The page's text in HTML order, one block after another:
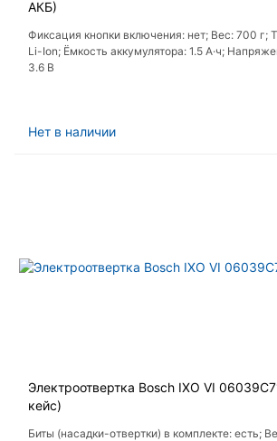
АКБ)
Фиксация кнопки включения: нет; Вес: 700 г;
Li-Ion; Ёмкость аккумулятора: 1.5 А·ч;
3.6 В
Нет в наличии
Электроотвертка Bosch IXO VI
кейс)
Биты (насадки-отвертки) в комплекте: есть;